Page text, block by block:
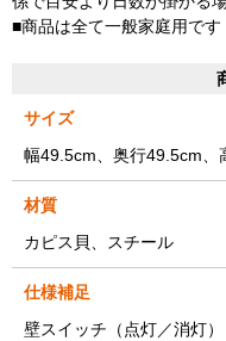
■商品は全て一般家庭用です
サイズ
幅49.5cm、奥行49.5cm、
材質
カピス貝、スチール
仕様補足
壁スイッチ（点灯／消灯）